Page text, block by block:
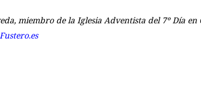
miembro de la Iglesia Adventista del 7º Día en
Fustero.es